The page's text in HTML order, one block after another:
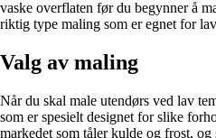
vaske overflaten før du begynner å
riktig type maling som er egnet for
Valg av maling
Når du skal male utendørs ved lav
som er spesielt designet for slike
markedet som tåler kulde og frost,